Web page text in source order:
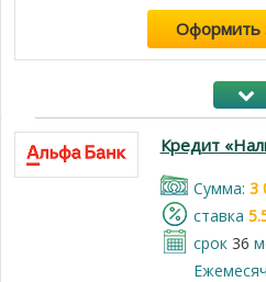
Оформить
Кредит
Cумма: 3
cтавка
срок 36